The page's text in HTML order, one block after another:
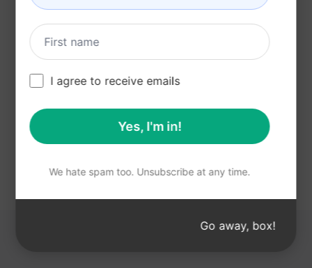
Bunları kullanabilirsiniz Partnerships
Prompts AIPRM'yi yükledikten sonra
ChatGPT'de ücretsiz olarak.
Bunları kullanmak için AIPRM'yi ücretsiz
yükleyin Partnerships Prompts in ChatGPT
I agree to receive emails
Yes, I'm in!
We hate spam too. Unsubscribe at any time.
Go away, box!